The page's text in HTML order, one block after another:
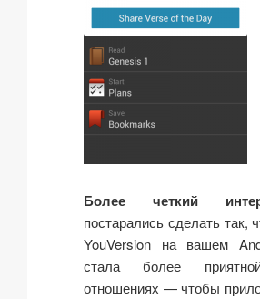
Более четкий
постарались сделать так,
YouVersion на вашем
стала более
отношениях — чтобы